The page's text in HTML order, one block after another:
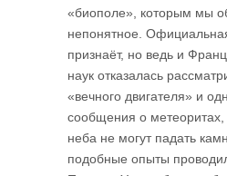
«биополе», которым мы
непонятное.
признаёт, но ведь и
наук отказалась
«вечного двигателя» и
сообщения о метеоритах,
неба не могут падать
подобные опыты